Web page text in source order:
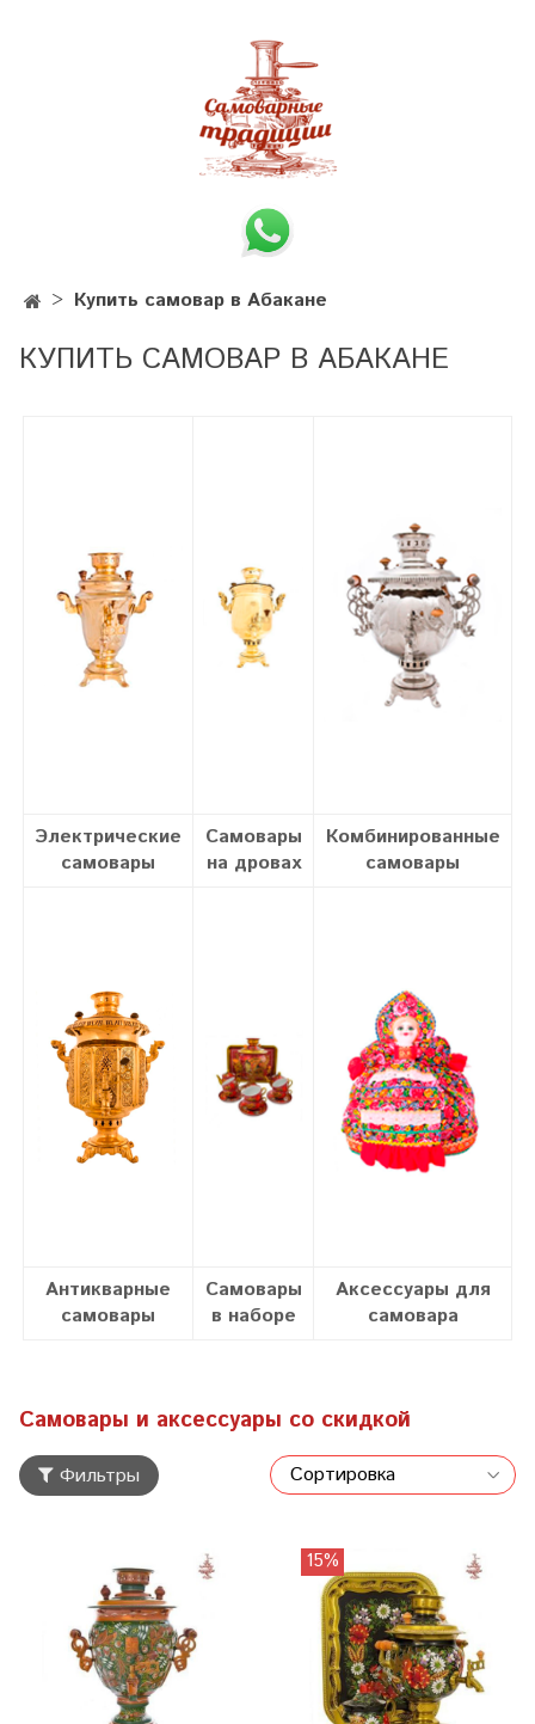
Купить самовар в Абакане
КУПИТЬ САМОВАР В АБАКАНЕ
Электрические
самовары
Самовары
на дровах
Комбинированные
самовары
Антикварные
самовары
Самовары
в наборе
Аксессуары для
самовара
Самовары и аксессуары со скидкой
Фильтры
15%